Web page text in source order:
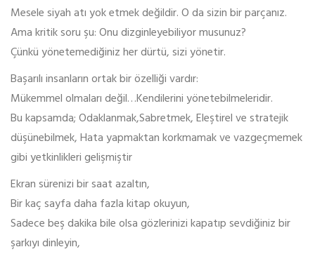
Mesele siyah atı yok etmek değildir. O da sizin bir parçanız.
Ama kritik soru şu: Onu dizginleyebiliyor musunuz?
Çünkü yönetemediğiniz her dürtü, sizi yönetir.
Başarılı insanların ortak bir özelliği vardır:
Mükemmel olmaları değil…Kendilerini yönetebilmeleridir.
Bu kapsamda; Odaklanmak,Sabretmek, Eleştirel ve stratejik
düşünebilmek, Hata yapmaktan korkmamak ve vazgeçmemek
gibi yetkinlikleri gelişmiştir
Ekran sürenizi bir saat azaltın,
Bir kaç sayfa daha fazla kitap okuyun,
Sadece beş dakika bile olsa gözlerinizi kapatıp sevdiğiniz bir
şarkıyı dinleyin,